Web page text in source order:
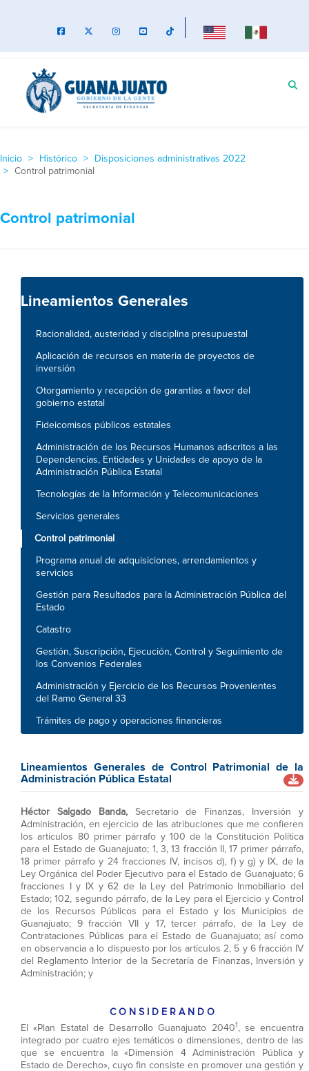
Inicio Histórico
Disposiciones administrativas 2022
Control patrimonial
Control patrimonial
Lineamientos Generales
Racionalidad, austeridad y disciplina presupuestal
Aplicación de recursos en materia de proyectos de
inversión
Otorgamiento y recepción de garantías a favor del
gobierno estatal
Fideicomisos públicos estatales
Administración de los Recursos Humanos adscritos a las
Dependencias, Entidades y Unidades de apoyo de la
Administración Pública Estatal
Tecnologías de la Información y Telecomunicaciones
Servicios generales
Control patrimonial
Programa anual de adquisiciones, arrendamientos y
servicios
Gestión para Resultados para la Administración Pública del
Estado
Catastro
Gestión, Suscripción, Ejecución, Control y Seguimiento de
los Convenios Federales
Administración y Ejercicio de los Recursos Provenientes
del Ramo General 33
Trámites de pago y operaciones financieras
Lineamientos Generales de Control Patrimonial de la
Administración Pública Estatal
Héctor Salgado Banda, Secretario de Finanzas, Inversión y
Administración, en ejercicio de las atribuciones que me confieren
los artículos 80 primer párrafo y 100 de la Constitución Política
para el Estado de Guanajuato; 1, 3, 13 fracción II, 17 primer párrafo,
18 primer párrafo y 24 fracciones IV, incisos d), f) y g) y IX, de la
Ley Orgánica del Poder Ejecutivo para el Estado de Guanajuato; 6
fracciones I y IX y 62 de la Ley del Patrimonio Inmobiliario del
Estado; 102, segundo párrafo, de la Ley para el Ejercicio y Control
de los Recursos Públicos para el Estado y los Municipios de
Guanajuato; 9 fracción VII y 17, tercer párrafo, de la Ley de
Contrataciones Públicas para el Estado de Guanajuato; así como
en observancia a lo dispuesto por los artículos 2, 5 y 6 fracción IV
del Reglamento Interior de la Secretaría de Finanzas, Inversión y
Administración; y
C O N S I D E R A N D O
El «Plan Estatal de Desarrollo Guanajuato 20401 , se encuentra
integrado por cuatro ejes temáticos o dimensiones, dentro de las
que se encuentra la «Dimensión 4 Administración Pública y
Estado de Derecho», cuyo fin consiste en promover una gestión y